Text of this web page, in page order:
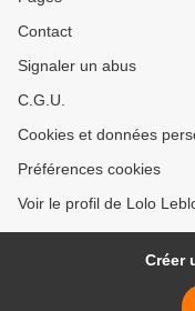
Contact
Signaler un abus
C.G.U.
Cookies et données
Préférences cookies
Voir le profil de Lolo
Créer